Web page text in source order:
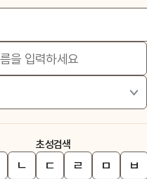
초성검색
ㄴ ㄷ ㄹ ㅁ ㅂ